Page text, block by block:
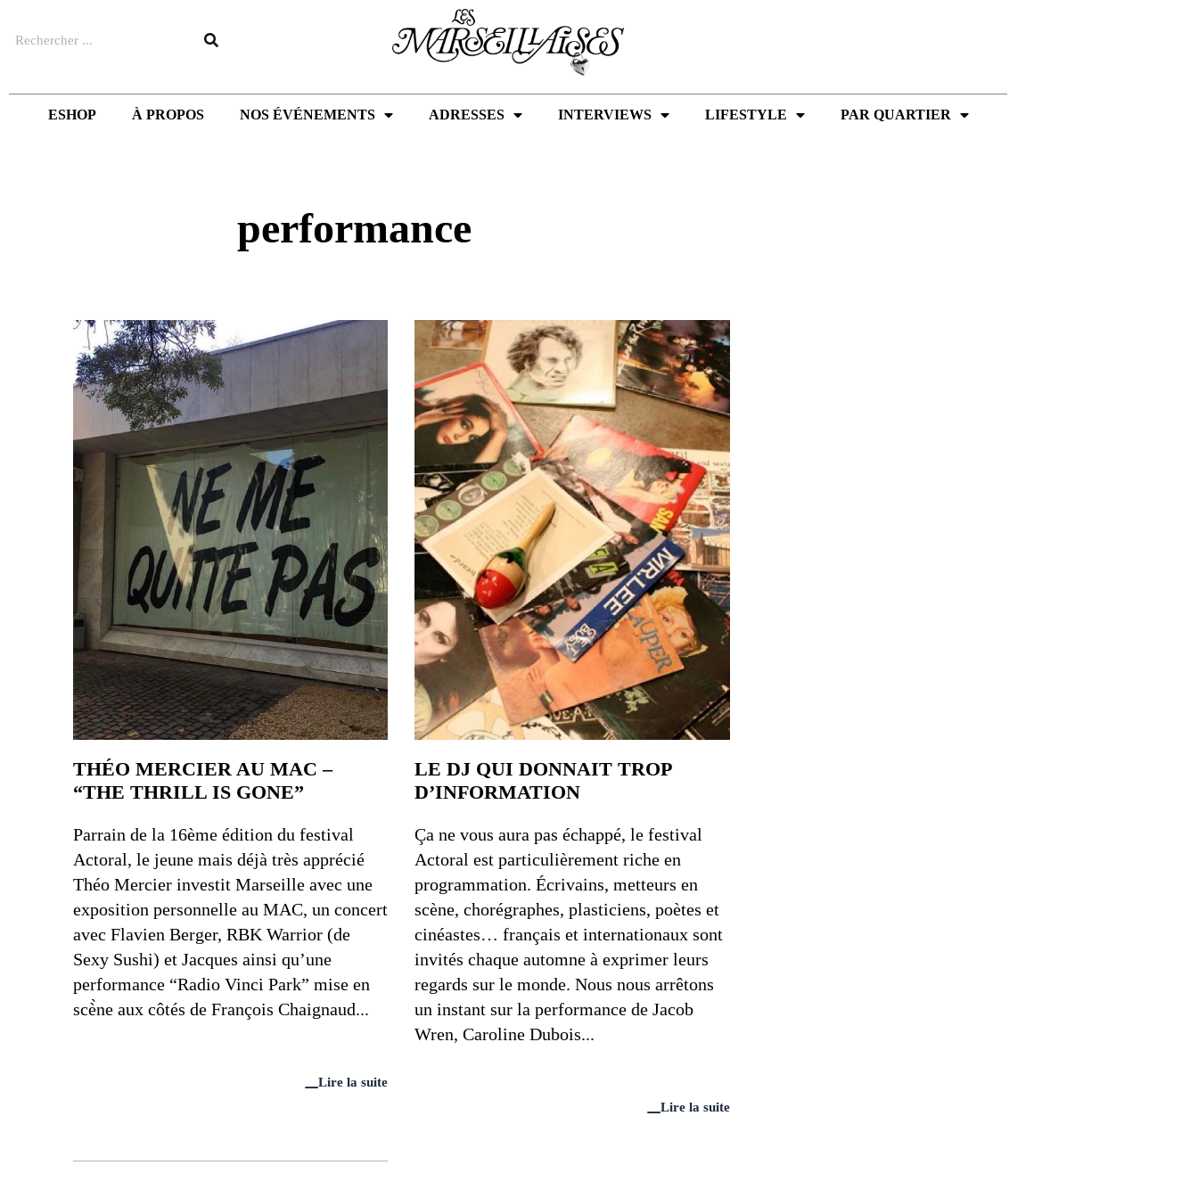
ESHOP À PROPOS NOS ÉVÉNEMENTS ADRESSES INTERVIEWS LIFESTYLE PAR QUARTIER
performance
THÉO MERCIER AU MAC –
“THE THRILL IS GONE”
Parrain de la 16ème édition du festival
Actoral, le jeune mais déjà très apprécié
Théo Mercier investit Marseille avec une
exposition personnelle au MAC, un concert
avec Flavien Berger, RBK Warrior (de
Sexy Sushi) et Jacques ainsi qu’une
performance “Radio Vinci Park” mise en
scè̀ne aux côtés de François Chaignaud...
Lire la suite
LE DJ QUI DONNAIT TROP
D’INFORMATION
Ça ne vous aura pas échappé, le festival
Actoral est particulièrement riche en
programmation. Écrivains, metteurs en
scène, chorégraphes, plasticiens, poètes et
cinéastes… français et internationaux sont
invités chaque automne à exprimer leurs
regards sur le monde. Nous nous arrêtons
un instant sur la performance de Jacob
Wren, Caroline Dubois...
Lire la suite